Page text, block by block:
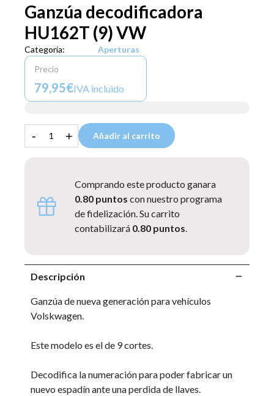
Ganzúa decodificadora
HU162T (9) VW
Categoría:
Aperturas
Precio
79,95€IVA incluido
- + Añadir al carrito
Comprando este producto ganara
0.80 puntos con nuestro programa
de fidelización. Su carrito
contabilizará 0.80 puntos.
Descripción
Ganzúa de nueva generación para vehículos
Volskwagen.
Este modelo es el de 9 cortes.
Decodifica la numeración para poder fabricar un
nuevo espadín ante una perdida de llaves.